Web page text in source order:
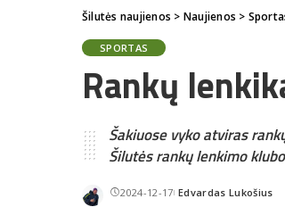
Šilutės naujienos > Naujienos >
SPORTAS
Rankų
Šakiuose vyko atviras
Šilutės rankų lenkimo
2024-12-17Posted
Edvardas Lukošius